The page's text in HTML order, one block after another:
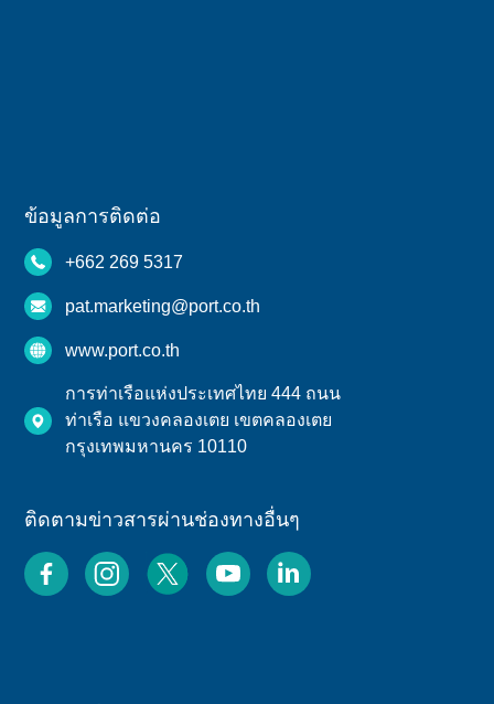
ข้อมูลการติดต่อ
+662 269 5317
pat.marketing@port.co.th
www.port.co.th
การท่าเรือแห่งประเทศไทย 444 ถนน
ท่าเรือ แขวงคลองเตย เขตคลองเตย
กรุงเทพมหานคร 10110
ติดตามข่าวสารผ่านช่องทางอื่นๆ